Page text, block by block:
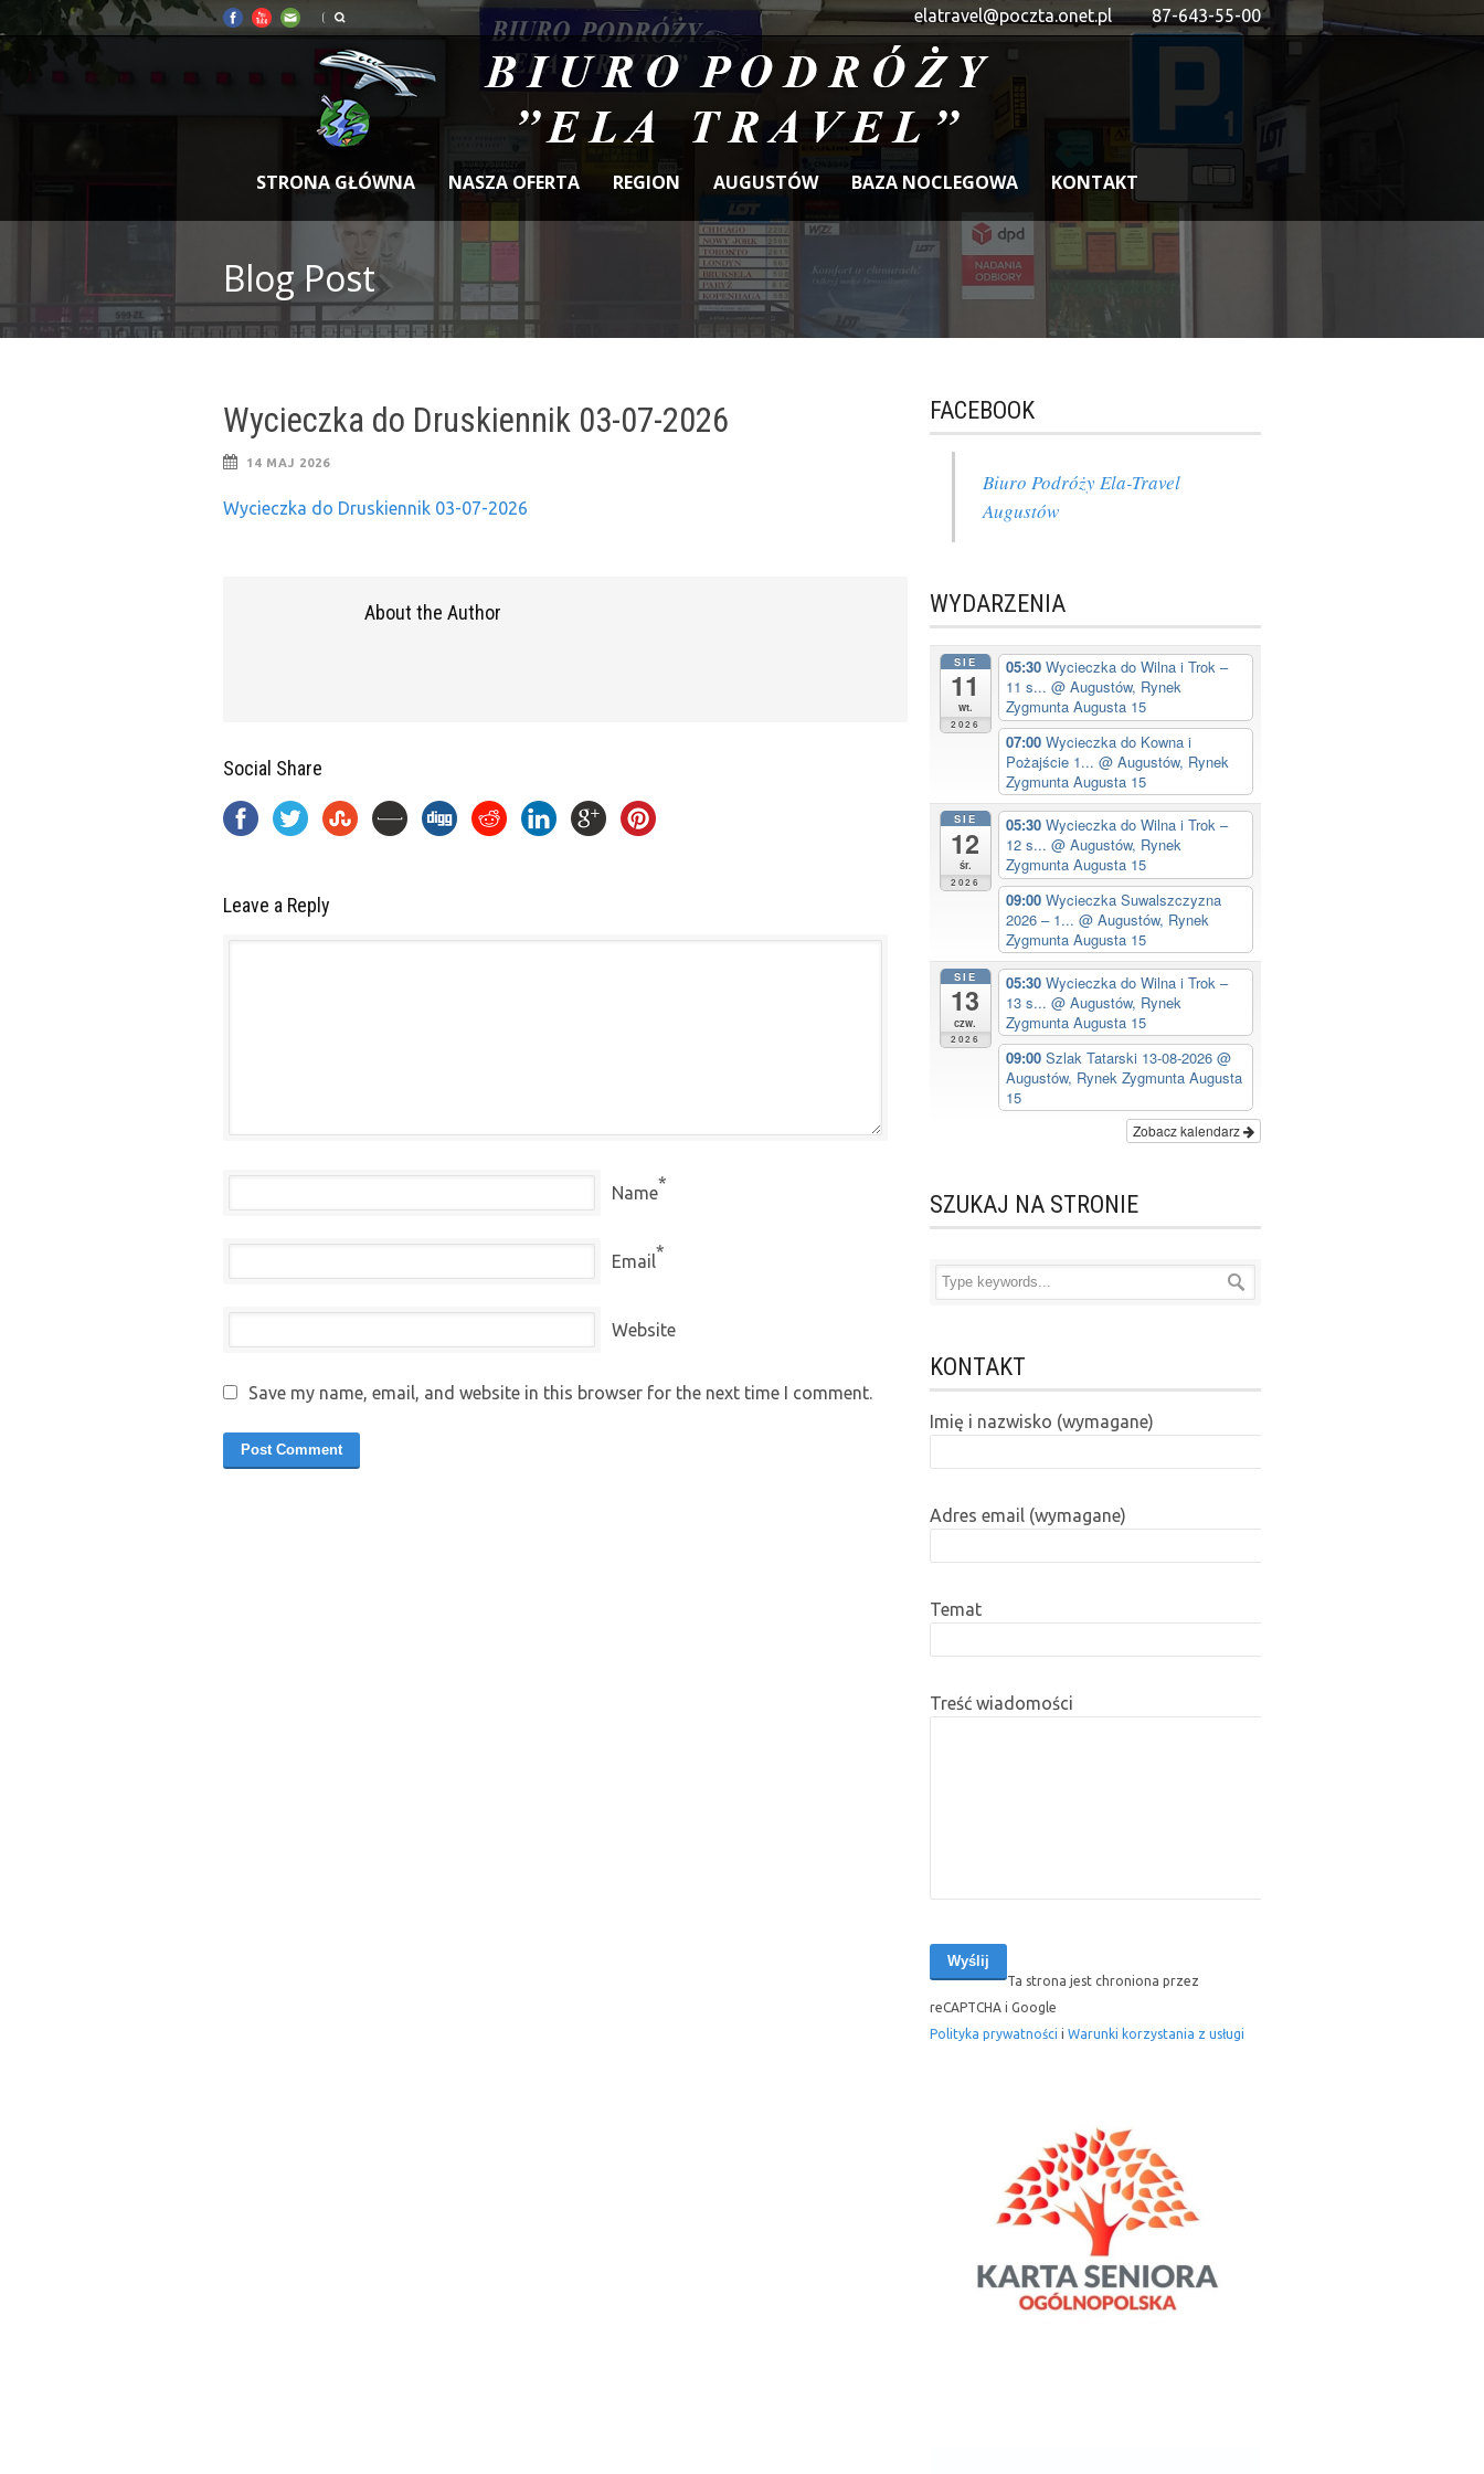
elatravel@poczta.onet.pl 87-643-55-00
STRONA GŁÓWNA NASZA OFERTA REGION AUGUSTÓW BAZA NOCLEGOWA KONTAKT
Blog Post
Wycieczka do Druskiennik 03-07-2026
14 MAJ 2026
Wycieczka do Druskiennik 03-07-2026
About the Author
Social Share
Leave a Reply
Name*
Email*
Website
Save my name, email, and website in this browser for the next time I comment.
FACEBOOK
Biuro Podróży Ela-Travel
Augustów
WYDARZENIA
SIE
11
wt.
2026
05:30 Wycieczka do Wilna i Trok –
11 s... @ Augustów, Rynek
Zygmunta Augusta 15
07:00 Wycieczka do Kowna i
Pożajście 1... @ Augustów, Rynek
Zygmunta Augusta 15
SIE
12
śr.
2026
05:30 Wycieczka do Wilna i Trok –
12 s... @ Augustów, Rynek
Zygmunta Augusta 15
09:00 Wycieczka Suwalszczyzna
2026 – 1... @ Augustów, Rynek
Zygmunta Augusta 15
SIE
13
czw.
2026
05:30 Wycieczka do Wilna i Trok –
13 s... @ Augustów, Rynek
Zygmunta Augusta 15
09:00 Szlak Tatarski 13-08-2026 @
Augustów, Rynek Zygmunta Augusta
15
Zobacz kalendarz
SZUKAJ NA STRONIE
KONTAKT
Imię i nazwisko (wymagane)
Adres email (wymagane)
Temat
Treść wiadomości
Ta strona jest chroniona przez
reCAPTCHA i Google
Polityka prywatności i Warunki korzystania z usługi